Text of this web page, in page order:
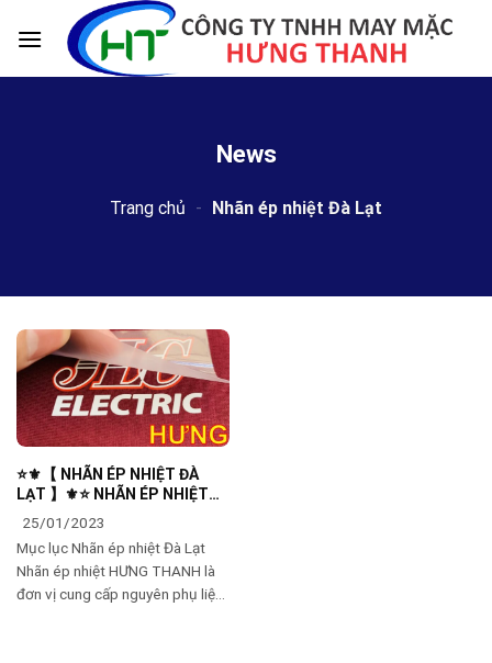
News
Trang chủ - Nhãn ép nhiệt Đà Lạt
⭐️⚜️【 NHÃN ÉP NHIỆT ĐÀ
LẠT 】⚜️⭐️ NHÃN ÉP NHIỆT🔥
🔥🔥🔥🔥
25/01/2023
Mục lục Nhãn ép nhiệt Đà Lạt
Nhãn ép nhiệt HƯNG THANH là
đơn vị cung cấp nguyên phụ liệu